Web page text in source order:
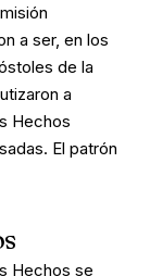
a ser, en los
de la
a
Hechos
El patrón
Hechos se